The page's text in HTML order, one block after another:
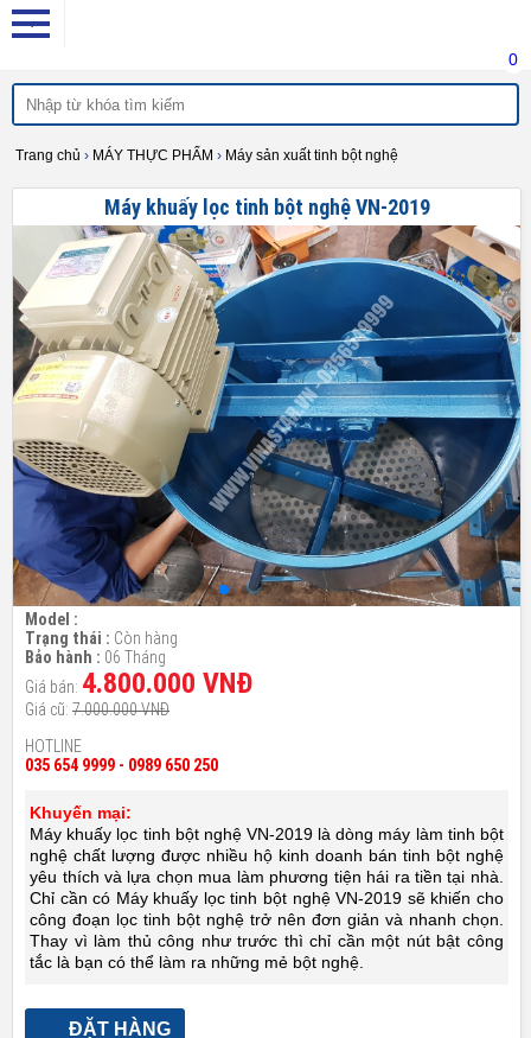
0
Trang chủ › MÁY THỰC PHẨM › Máy sản xuất tinh bột nghệ
Máy khuấy lọc tinh bột nghệ VN-2019
Model :
Trạng thái : Còn hàng
Bảo hành : 06 Tháng
Giá bán: 4.800.000 VNĐ
Giá cũ: 7.000.000 VNĐ
HOTLINE
035 654 9999 - 0989 650 250
Khuyến mại:
Máy khuấy lọc tinh bột nghệ VN-2019 là dòng máy làm tinh bột
nghệ chất lượng được nhiều hộ kinh doanh bán tinh bột nghệ
yêu thích và lựa chọn mua làm phương tiện hái ra tiền tại nhà.
Chỉ cần có Máy khuấy lọc tinh bột nghệ VN-2019 sẽ khiến cho
công đoạn lọc tinh bột nghệ trở nên đơn giản và nhanh chọn.
Thay vì làm thủ công như trước thì chỉ cần một nút bật công
tắc là bạn có thể làm ra những mẻ bột nghệ.
ĐẶT HÀNG